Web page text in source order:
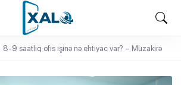
XALQ.ONLINE
ONLAYN PLATFORMA
8-9 saatlıq ofis işinə nə ehtiyac var? – Müzakirə